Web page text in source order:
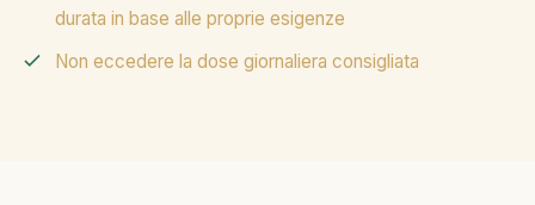
durata in base alle proprie esigenze
Non eccedere la dose giornaliera consigliata